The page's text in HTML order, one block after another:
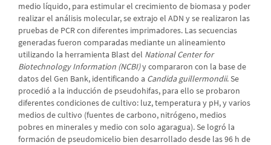
medio líquido, para estimular el crecimiento de biomasa y poder
realizar el análisis molecular, se extrajo el ADN y se realizaron las
pruebas de PCR con diferentes imprimadores. Las secuencias
generadas fueron comparadas mediante un alineamiento
utilizando la herramienta Blast del National Center for
Biotechnology Information (NCBI)y compararon con la base de
datos del Gen Bank, identificando a Candida guillermondii. Se
procedió a la inducción de pseudohifas, para ello se probaron
diferentes condiciones de cultivo: luz, temperatura y pH, y varios
medios de cultivo (fuentes de carbono, nitrógeno, medios
pobres en minerales y medio con solo agaragua). Se logró la
formación de pseudomicelio bien desarrollado desde las 96 h de